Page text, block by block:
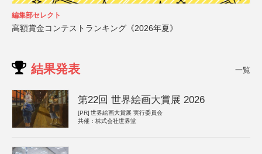
編集部セレクト
高額賞金コンテストランキング《2026年夏》
結果発表 一覧
第22回 世界絵画大賞展 2026
[PR] 世界絵画大賞展 実行委員会
共催：株式会社世界堂